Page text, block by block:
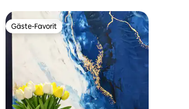
Gäste-Favorit
Gäste-Favorit